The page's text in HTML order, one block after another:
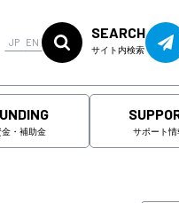
JP EN
SEARCH
サイト内検索
金・補助金 サポート情